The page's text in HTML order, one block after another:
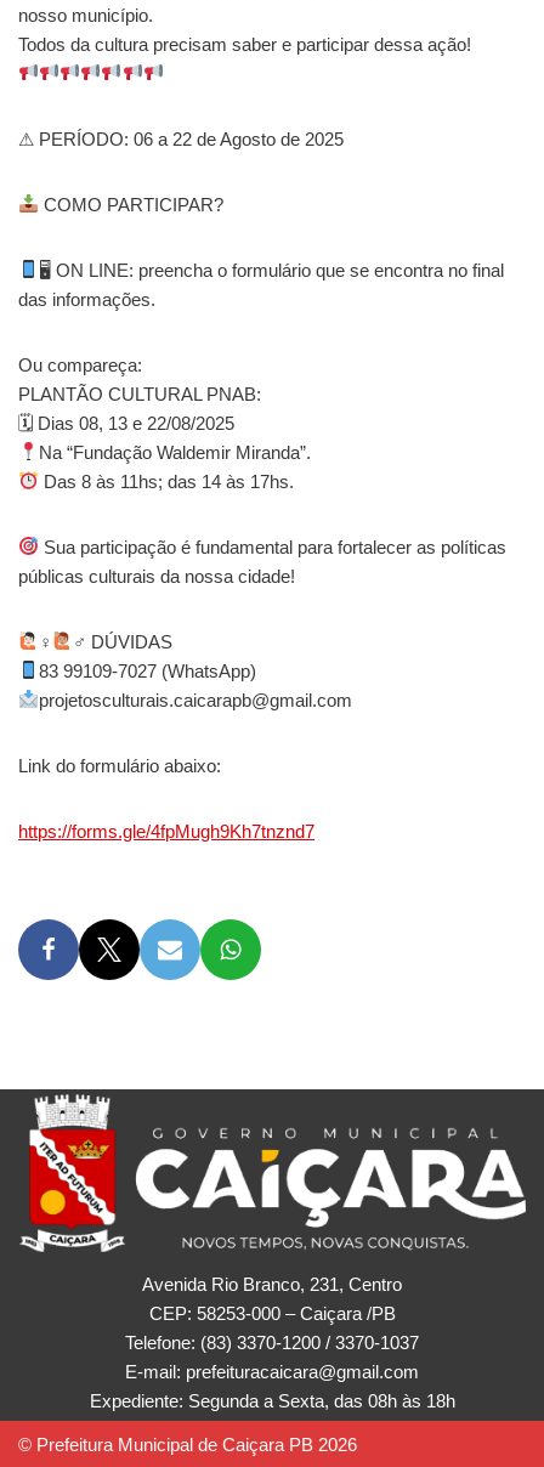
nosso município.
Todos da cultura precisam saber e participar dessa ação!
⚠ PERÍODO: 06 a 22 de Agosto de 2025
COMO PARTICIPAR?
🖥 ON LINE: preencha o formulário que se encontra no final
das informações.
Ou compareça:
PLANTÃO CULTURAL PNAB:
🗓 Dias 08, 13 e 22/08/2025
Na “Fundação Waldemir Miranda”.
Das 8 às 11hs; das 14 às 17hs.
Sua participação é fundamental para fortalecer as políticas
públicas culturais da nossa cidade!
‍♀
‍♂ DÚVIDAS
83 99109-7027 (WhatsApp)
projetosculturais.caicarapb@gmail.com
Link do formulário abaixo:
https://forms.gle/4fpMugh9Kh7tnznd7
Avenida Rio Branco, 231, Centro
CEP: 58253-000 – Caiçara /PB
Telefone: (83) 3370-1200 / 3370-1037
E-mail: prefeituracaicara@gmail.com
Expediente: Segunda a Sexta, das 08h às 18h
© Prefeitura Municipal de Caiçara PB 2026